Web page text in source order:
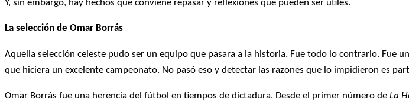
Y, sin embargo, hay hechos que conviene repasar y reflexiones que pueden ser útiles.
La selección de Omar Borrás
Aquella selección celeste pudo ser un equipo que pasara a la historia. Fue todo lo contrario. Fue
que hiciera un excelente campeonato. No pasó eso y detectar las razones que lo impidieron es
Omar Borrás fue una herencia del fútbol en tiempos de dictadura. Desde el primer número de La